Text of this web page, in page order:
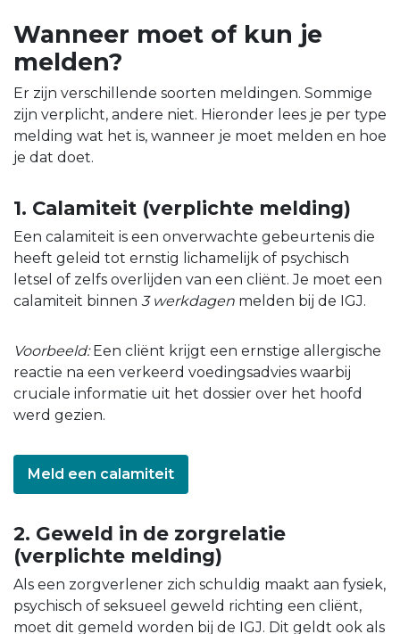
Wanneer moet of kun je
melden?
Er zijn verschillende soorten meldingen. Sommige
zijn verplicht, andere niet. Hieronder lees je per type
melding wat het is, wanneer je moet melden en hoe
je dat doet.
1. Calamiteit (verplichte melding)
Een calamiteit is een onverwachte gebeurtenis die
heeft geleid tot ernstig lichamelijk of psychisch
letsel of zelfs overlijden van een cliënt. Je moet een
calamiteit binnen 3 werkdagen melden bij de IGJ.
Voorbeeld:Een cliënt krijgt een ernstige allergische
reactie na een verkeerd voedingsadvies waarbij
cruciale informatie uit het dossier over het hoofd
werd gezien.
Meld een calamiteit
2. Geweld in de zorgrelatie
(verplichte melding)
Als een zorgverlener zich schuldig maakt aan fysiek,
psychisch of seksueel geweld richting een cliënt,
moet dit gemeld worden bij de IGJ. Dit geldt ook als